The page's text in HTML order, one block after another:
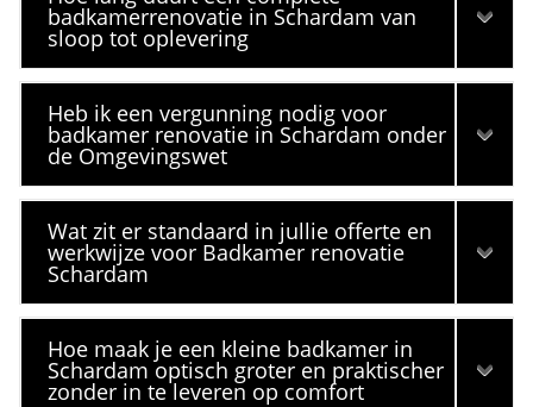
badkamerrenovatie in Schardam van
sloop tot oplevering
Heb ik een vergunning nodig voor
badkamer renovatie in Schardam onder
de Omgevingswet
Wat zit er standaard in jullie offerte en
werkwijze voor Badkamer renovatie
Schardam
Hoe maak je een kleine badkamer in
Schardam optisch groter en praktischer
zonder in te leveren op comfort